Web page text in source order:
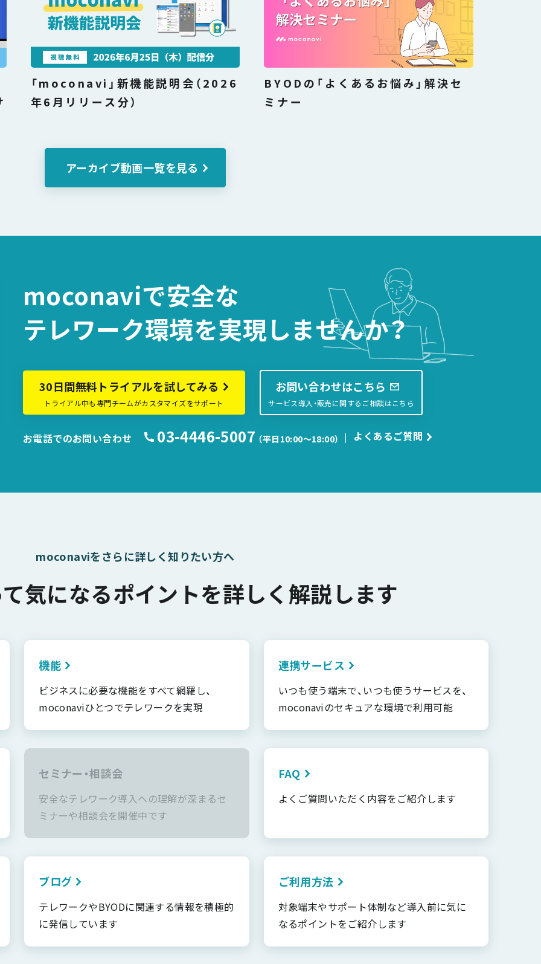
「moconavi」新機能説明会（2026
年6月リリース分）
BYODの「よくあるお悩み」解決セ
ミナー
アーカイブ動画一覧を見る
moconaviで安全な
テレワーク環境を実現しませんか？
30日間無料トライアルを試してみる
トライアル中も専門チームがカスタマイズをサポート
お問い合わせはこちら
サービス導入・販売に関するご相談はこちら
お電話でのお問い合わせ 03-4446-5007 （平日10:00〜18:00） よくあるご質問
moconaviをさらに詳しく知りたい方へ
気になるポイントを詳しく解説します
機能
ビジネスに必要な機能をすべて網羅し、
moconaviひとつでテレワークを実現
連携サービス
いつも使う端末で、いつも使うサービスを、
moconaviのセキュアな環境で利用可能
セミナー・相談会
安全なテレワーク導入への理解が深まるセ
ミナーや相談会を開催中です
FAQ
よくご質問いただく内容をご紹介します
ブログ
テレワークやBYODに関連する情報を積極的
に発信しています
ご利用方法
対象端末やサポート体制など導入前に気に
なるポイントをご紹介します